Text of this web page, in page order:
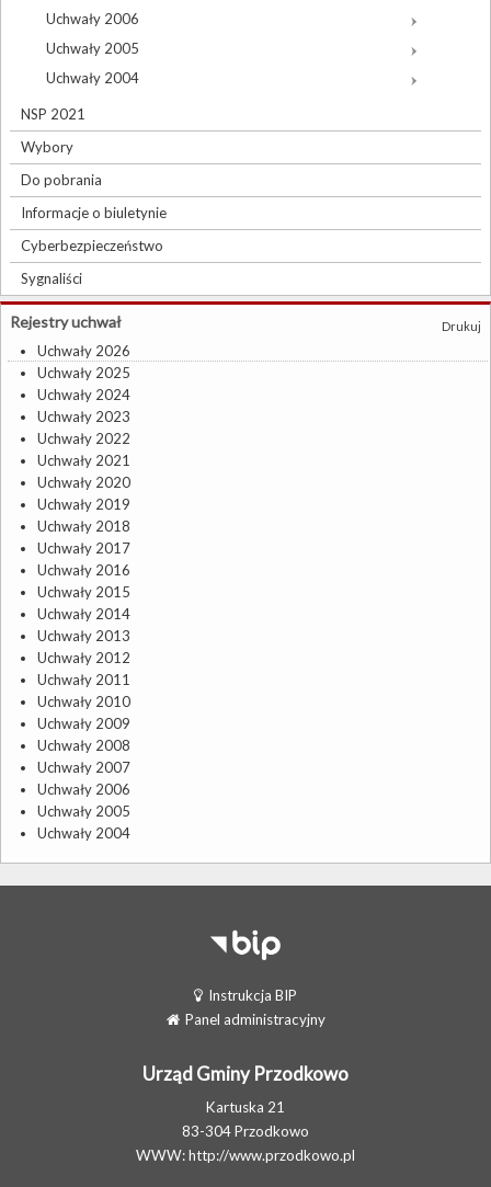
Uchwały 2006
Uchwały 2005
Uchwały 2004
NSP 2021
Wybory
Do pobrania
Informacje o biuletynie
Cyberbezpieczeństwo
Sygnaliści
Drukuj
Rejestry uchwał
Uchwały 2026
Uchwały 2025
Uchwały 2024
Uchwały 2023
Uchwały 2022
Uchwały 2021
Uchwały 2020
Uchwały 2019
Uchwały 2018
Uchwały 2017
Uchwały 2016
Uchwały 2015
Uchwały 2014
Uchwały 2013
Uchwały 2012
Uchwały 2011
Uchwały 2010
Uchwały 2009
Uchwały 2008
Uchwały 2007
Uchwały 2006
Uchwały 2005
Uchwały 2004
Instrukcja BIP
Panel administracyjny
Urząd Gminy Przodkowo
Kartuska 21
83-304 Przodkowo
WWW:http://www.przodkowo.pl